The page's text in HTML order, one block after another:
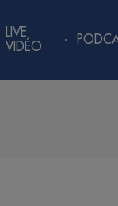
LIVE
VIDÉO